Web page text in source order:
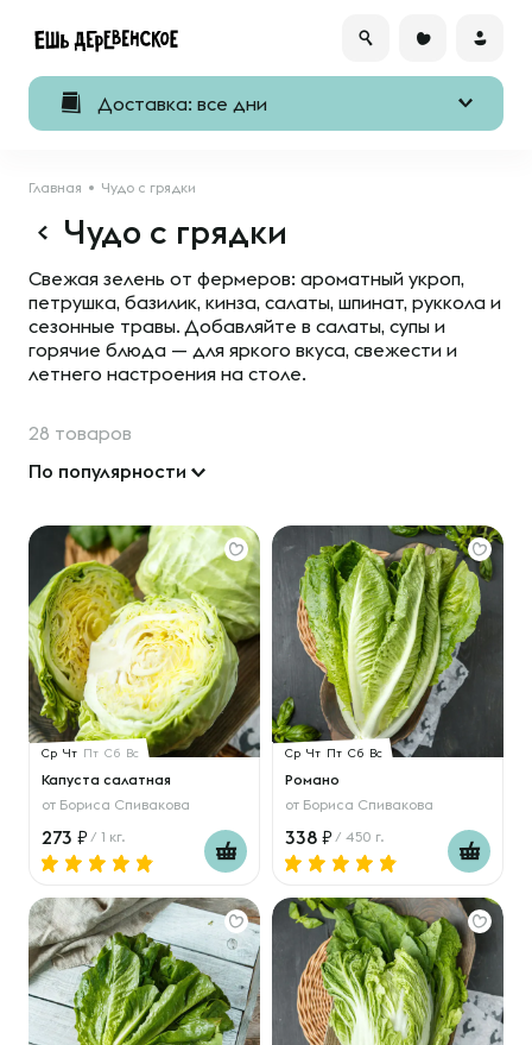
Доставка: все дни
Главная Чудо с грядки
Чудо с грядки
Свежая зелень от фермеров: ароматный укроп,
петрушка, базилик, кинза, салаты, шпинат, руккола и
сезонные травы. Добавляйте в салаты, супы и
горячие блюда — для яркого вкуса, свежести и
летнего настроения на столе.
28 товаров
По популярности
Ср Чт Пт Сб Вс
Капуста салатная
от Бориса Спивакова
273 / 1 кг.
Ср Чт Пт Сб Вс
Романо
от Бориса Спивакова
338 / 450 г.